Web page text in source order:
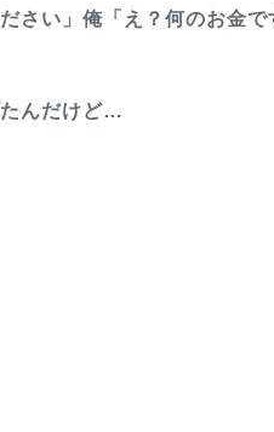
さい」俺「え？何のお金で
んだけど…